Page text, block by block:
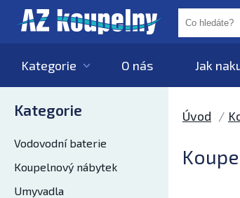
Kategorie O nás Jak
Kategorie
Vodovodní baterie
Koupelnový nábytek
Umyvadla
Úvod